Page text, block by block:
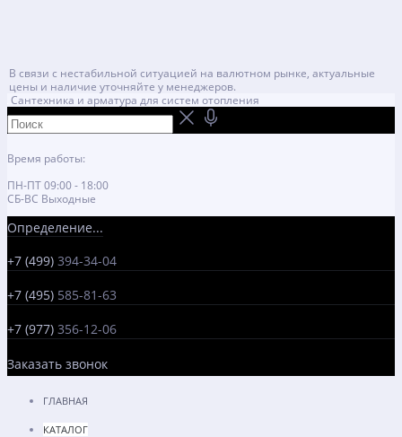
В связи с нестабильной ситуацией на валютном рынке, актуальные
цены и наличие уточняйте у менеджеров.
Сантехника и арматура для систем отопления
Время работы:
ПН-ПТ 09:00 - 18:00
СБ-ВС Выходные
Определение...
+7 (499) 394-34-04
+7 (495) 585-81-63
+7 (977) 356-12-06
Заказать звонок
ГЛАВНАЯ
КАТАЛОГ